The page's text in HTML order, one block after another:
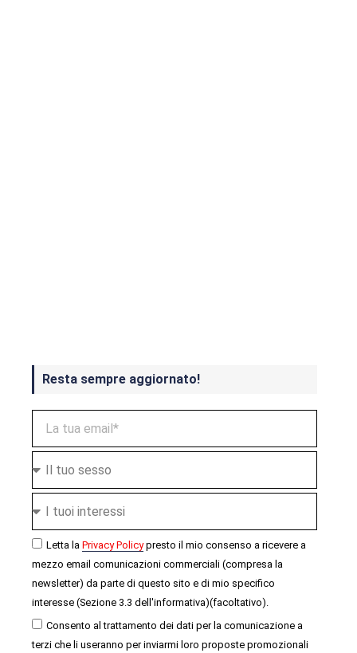
Resta sempre aggiornato!
Letta la Privacy Policypresto il mio consenso a ricevere a
mezzo email comunicazioni commerciali (compresa la
newsletter) da parte di questo sito e di mio specifico
interesse (Sezione 3.3 dell'informativa)(facoltativo).
Consento al trattamento dei dati per la comunicazione a
terzi che li useranno per inviarmi loro proposte promozionali